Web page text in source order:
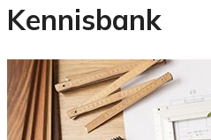
Kennisbank